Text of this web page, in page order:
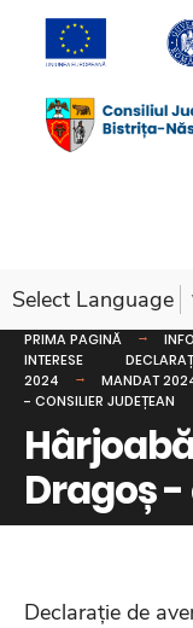
Select Language
PRIMA PAGINĂ
INTERESE
2024
MANDAT
- CONSILIER JUDEȚEAN
Dragoș
Declarație de